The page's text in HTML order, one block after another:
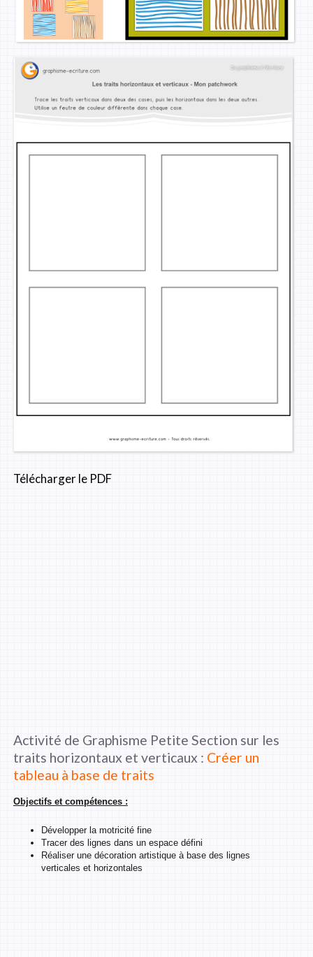
Télécharger le PDF
Activité de Graphisme Petite Section sur les
traits horizontaux et verticaux : Créer un
tableau à base de traits
Objectifs et compétences :
Développer la motricité fine
Tracer des lignes dans un espace défini
Réaliser une décoration artistique à base des lignes
verticales et horizontales